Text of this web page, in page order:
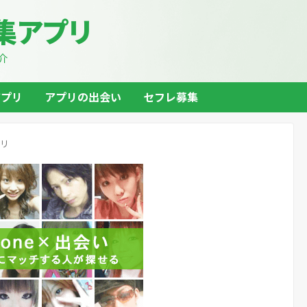
プリ
リ アプリの出会い セフレ募集